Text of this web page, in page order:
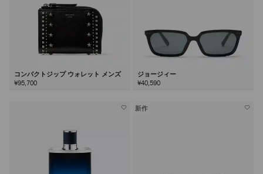
コンパクトジップ ウォレット メンズ
¥95,700
ジョージィー
¥40,590
新作